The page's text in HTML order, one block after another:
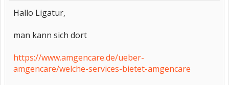
Hallo Ligatur,
man kann sich dort
https://www.amgencare.de/ueber-
amgencare/welche-services-bietet-amgencare